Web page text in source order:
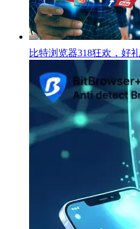
比特浏览器318狂欢，好